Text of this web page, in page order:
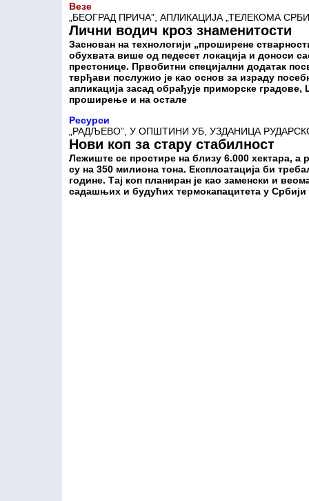
Везе
„БЕОГРАД ПРИЧА”, АПЛИКАЦИЈА „ТЕЛЕКОМА
Лични водич кроз знаменитости
Заснован на технологији „проширене
обухвата више од педесет локација и доноси
престонице. Првобитни специјални додатак
тврђави послужио је као основ за израду
апликација засад обрађује приморске
проширење и на остале
Ресурси
„РАДЉЕВО”, У ОПШТИНИ УБ, УЗДАНИЦА
Нови коп за стару стабилност
Лежиште се простире на близу 6.000 хектара, а
су на 350 милиона тона. Експлоатација би
године. Тај коп планиран је као заменски и
садашњих и будућих термокапацитета у Србији